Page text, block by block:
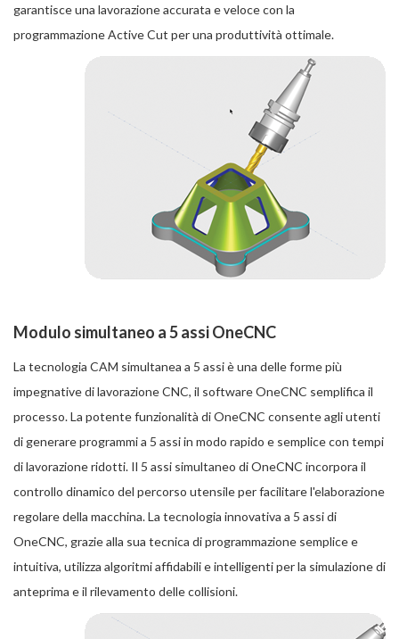
garantisce una lavorazione accurata e veloce con la
programmazione Active Cut per una produttività ottimale.
Modulo simultaneo a 5 assi OneCNC
La tecnologia CAM simultanea a 5 assi è una delle forme più
impegnative di lavorazione CNC, il software OneCNC semplifica il
processo. La potente funzionalità di OneCNC consente agli utenti
di generare programmi a 5 assi in modo rapido e semplice con tempi
di lavorazione ridotti. Il 5 assi simultaneo di OneCNC incorpora il
controllo dinamico del percorso utensile per facilitare l'elaborazione
regolare della macchina. La tecnologia innovativa a 5 assi di
OneCNC, grazie alla sua tecnica di programmazione semplice e
intuitiva, utilizza algoritmi affidabili e intelligenti per la simulazione di
anteprima e il rilevamento delle collisioni.